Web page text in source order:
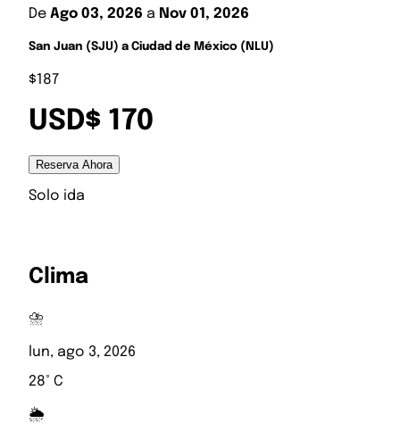
De Ago 03, 2026 a Nov 01, 2026
San Juan (SJU) a Ciudad de México (NLU)
$187
USD$ 170
Reserva Ahora
Solo ida
Clima
⛈️
lun, ago 3, 2026
28° C
🌦️